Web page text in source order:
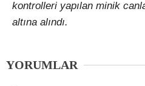
kontrolleri yapılan minik
altına alındı.
YORUMLAR